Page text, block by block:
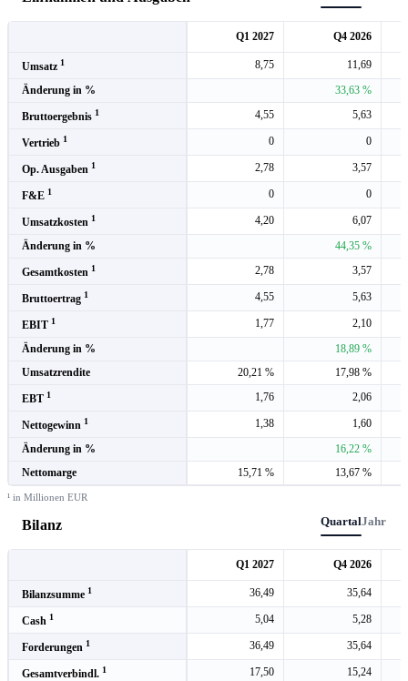
Q1 2027 Q4 2026
Umsatz 1 8,75
11,69
Änderung in %
33,63 %
Bruttoergebnis 1 4,55 5,63
Vertrieb 1 0 0
Op. Ausgaben 1 2,78 3,57
F&E 1 0 0
Umsatzkosten 1 4,20
6,07
Änderung in %
44,35 %
Gesamtkosten 1 2,78 3,57
Bruttoertrag 1 4,55 5,63
EBIT 1 1,77
2,10
Änderung in %
18,89 %
Umsatzrendite
20,21 % 17,98 %
EBT 1 1,76 2,06
Nettogewinn 1 1,38
1,60
Änderung in %
16,22 %
Nettomarge
15,71 % 13,67 %
¹ in Millionen EUR
Bilanz QuartalJahr
Q1 2027 Q4 2026
Bilanzsumme 1 36,49 35,64
Cash 1 5,04 5,28
Forderungen 1 36,49 35,64
Gesamtverbindl. 1 17,50 15,24